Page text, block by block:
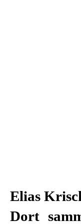
Elias
Dort
Reinhardt
während